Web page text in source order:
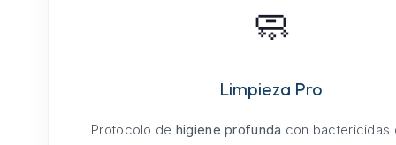
🧼
Limpieza Pro
Protocolo de higiene profunda con bactericidas